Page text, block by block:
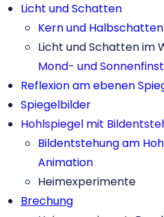
Licht und Schatten
Kern und Halbschatten
Licht und Schatten im
Mond- und
Reflexion am ebenen
Spiegelbilder
Hohlspiegel mit
Bildentstehung am
Animation
Heimexperimente
Brechung